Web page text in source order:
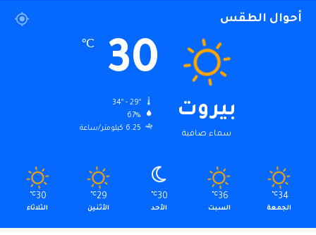
أحوال الطقس
بيروت
سماء صافية
30
℃
67%
6.25 كيلومتر/ساعة
34
℃
الجمعة
36
℃
السبت
30
℃
الأحد
29
℃
الأثنين
30
℃
الثلاثاء